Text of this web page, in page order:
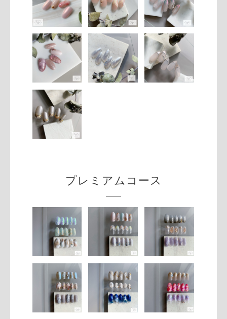
プレミアムコース